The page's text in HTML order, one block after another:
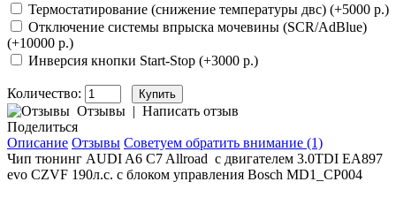
Термостатирование (снижение температуры двс) (+5000 р.)
Отключение системы впрыска мочевины (SCR/AdBlue)
(+10000 р.)
Инверсия кнопки Start-Stop (+3000 р.)
Количество:
Отзывы | Написать отзыв
Поделиться
Описание Отзывы Советуем обратить внимание (1)
Чип тюнинг AUDI A6 C7 Allroad с двигателем 3.0TDI EA897
evo CZVF 190л.с. с блоком управления Bosch MD1_CP004